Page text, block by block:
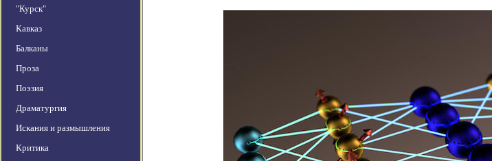
"Курск"
Кавказ
Балканы
Проза
Поэзия
Драматургия
Искания и размышления
Критика